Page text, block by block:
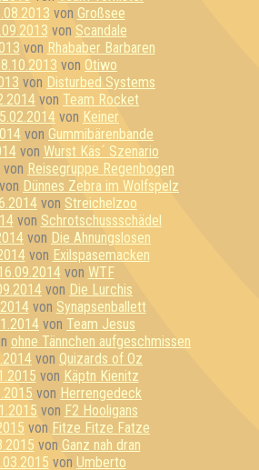
von Großsee
von Scandale
von Rhababer Barbaren
von Otiwo
von Disturbed Systems
von Team Rocket
von Keiner
von Gummibärenbande
von Wurst Käs´ Szenario
von Reisegruppe Regenbogen
von Dünnes Zebra im Wolfspelz
von Streichelzoo
von Schrotschussschädel
von Die Ahnungslosen
von Exilspasemacken
von WTF
von Die Lurchis
von Synapsenballett
von Team Jesus
ohne Tännchen aufgeschmissen
von Quizards of Oz
von Käptn Kienitz
von Herrengedeck
von F2 Hooligans
von Fitze Fitze Fatze
von Ganz nah dran
von Umberto